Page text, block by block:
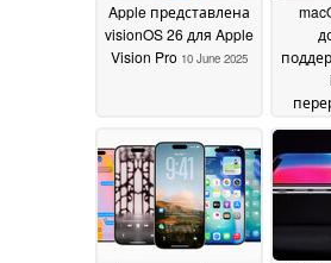
Apple представлена
visionOS 26 для Apple
Vision Pro 10 June 2025